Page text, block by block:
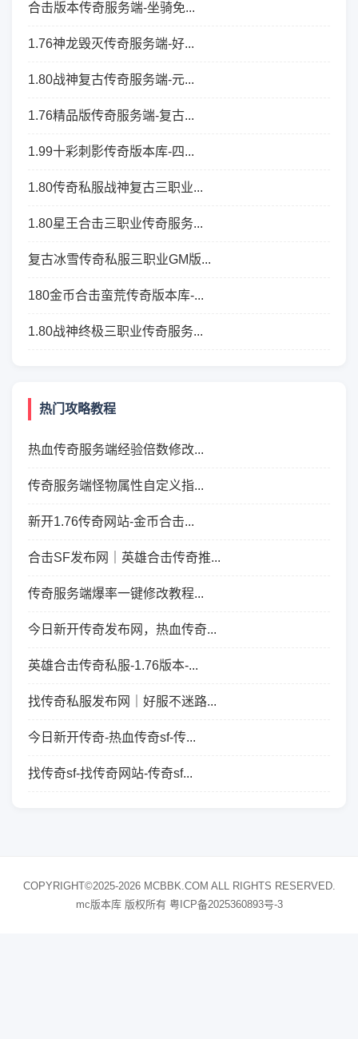
合击版本传奇服务端-坐骑免...
1.76神龙毁灭传奇服务端-好...
1.80战神复古传奇服务端-元...
1.76精品版传奇服务端-复古...
1.99十彩刺影传奇版本库-四...
1.80传奇私服战神复古三职业...
1.80星王合击三职业传奇服务...
复古冰雪传奇私服三职业GM版...
180金币合击蛮荒传奇版本库-...
1.80战神终极三职业传奇服务...
热门攻略教程
热血传奇服务端经验倍数修改...
传奇服务端怪物属性自定义指...
新开1.76传奇网站-金币合击...
合击SF发布网｜英雄合击传奇推...
传奇服务端爆率一键修改教程...
今日新开传奇发布网，热血传奇...
英雄合击传奇私服-1.76版本-...
找传奇私服发布网｜好服不迷路...
今日新开传奇-热血传奇sf-传...
找传奇sf-找传奇网站-传奇sf...
COPYRIGHT©2025-2026 MCBBK.COM ALL RIGHTS RESERVED.
mc版本库 版权所有 粤ICP备2025360893号-3